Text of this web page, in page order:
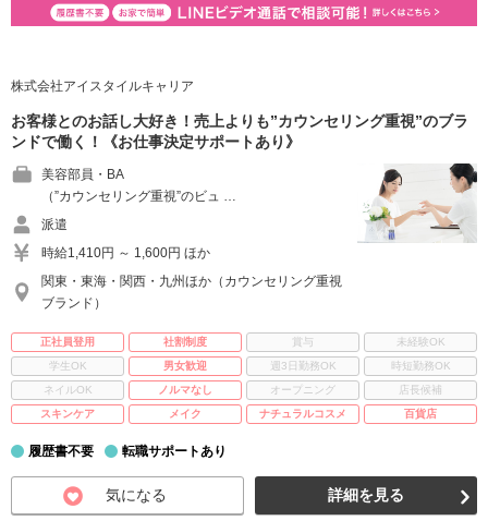
株式会社アイスタイルキャリア
お客様とのお話し大好き！売上よりも”カウンセリング重視”のブラ
ンドで働く！《お仕事決定サポートあり》
美容部員・BA
（”カウンセリング重視”のビュ …
派遣
時給1,410円 ～ 1,600円 ほか
関東・東海・関西・九州ほか（カウンセリング重視
ブランド）
正社員登用 社割制度 賞与
未経験OK
学生OK
男女歓迎 週3日勤務OK
時短勤務OK
ネイルOK
ノルマなし オープニング
店長候補
スキンケア
メイク ナチュラルコスメ 百貨店
履歴書不要 転職サポートあり
気になる 詳細を見る